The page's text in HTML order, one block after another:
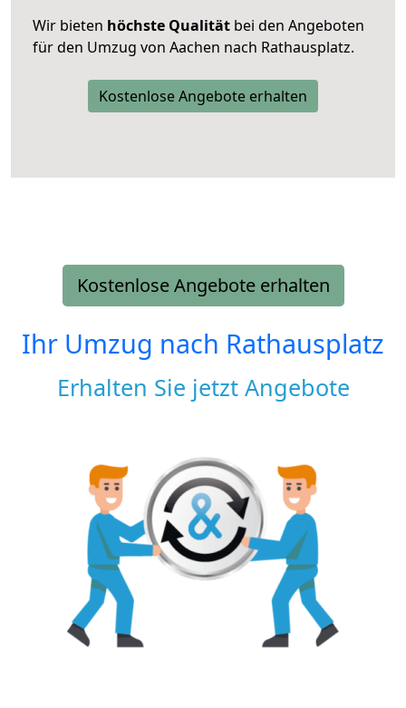
Wir bieten höchste Qualität bei den Angeboten
für den Umzug von Aachen nach Rathausplatz.
Kostenlose Angebote erhalten
Kostenlose Angebote erhalten
Ihr Umzug nach Rathausplatz
Erhalten Sie jetzt Angebote